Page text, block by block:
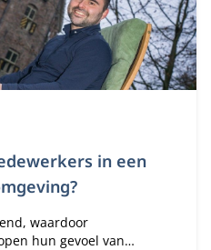
in een
waardoor
hun gevoel van